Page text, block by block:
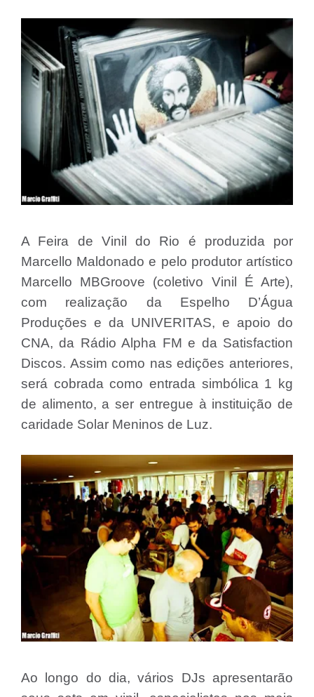
A Feira de Vinil do Rio é produzida por
Marcello Maldonado e pelo produtor artístico
Marcello MBGroove (coletivo Vinil É Arte),
com realização da Espelho D’Água
Produções e da UNIVERITAS, e apoio do
CNA, da Rádio Alpha FM e da Satisfaction
Discos. Assim como nas edições anteriores,
será cobrada como entrada simbólica 1 kg
de alimento, a ser entregue à instituição de
caridade Solar Meninos de Luz.
Ao longo do dia, vários DJs apresentarão